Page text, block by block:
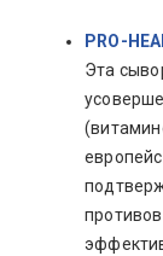
PRO-
Эта